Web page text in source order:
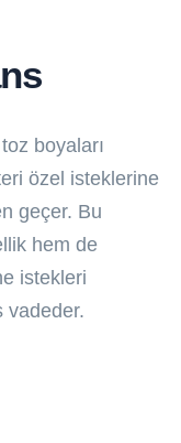
boyaları
özel isteklerine
geçer. Bu
hem de
istekleri
vadeder.